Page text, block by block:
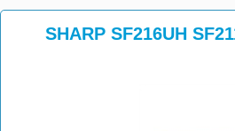
SHARP SF216UH